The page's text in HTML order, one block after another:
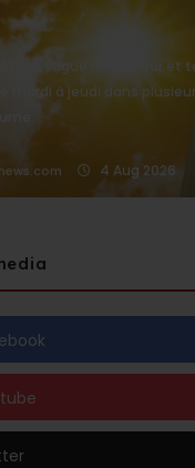
: Vague de chaleur et
mardi à jeudi dans
4 Aug 2026